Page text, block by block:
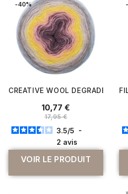
-40%
CREATIVE WOOL DEGRADE
10,77 €
17,95 €
3.5/5 -
2 avis
VOIR LE PRODUIT